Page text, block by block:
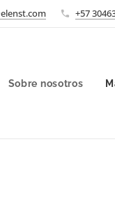
+57
Sobre nosotros